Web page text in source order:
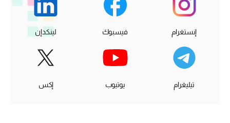
إنستغرام فيسبوك لينكدإن
تيليغرام يوتيوب إكس